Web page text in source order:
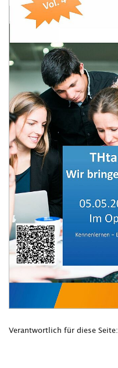
Verantwortlich für diese Seite: